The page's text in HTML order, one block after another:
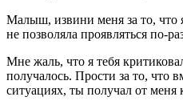
Малыш, извини меня за то, что
не позволяла проявляться по-
Мне жаль, что я тебя
получалось. Прости за то, что
ситуациях, ты получал от меня